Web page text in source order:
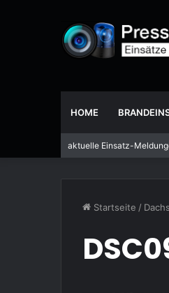
HOME
aktuelle Einsatz-
Startseite /